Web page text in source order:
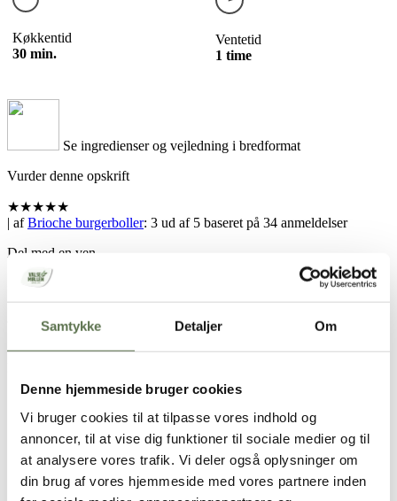
Samtykke Detaljer Om
Denne hjemmeside bruger cookies
Vi bruger cookies til at tilpasse vores indhold og
annoncer, til at vise dig funktioner til sociale medier og til
at analysere vores trafik. Vi deler også oplysninger om
din brug af vores hjemmeside med vores partnere inden
Køkkentid
30 min.
Ventetid
1 time
Se ingredienser og vejledning i bredformat
Vurder denne opskrift
★★★★★
| afBrioche burgerboller: 3 ud af 5 baseret på 34 anmeldelser
Del med en ven
Opskrift
12-15 burgerboller
50 g gær
1½ dl. lunken mælk